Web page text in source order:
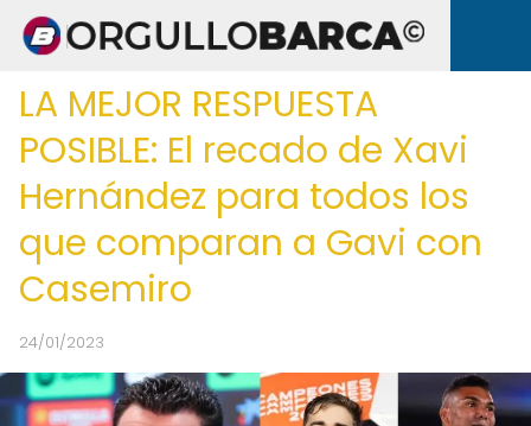
LA MEJOR RESPUESTA
POSIBLE: El recado de Xavi
Hernández para todos los
que comparan a Gavi con
Casemiro
24/01/2023